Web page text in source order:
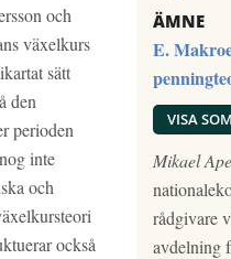
och
växelkurs
sätt
den
perioden
inte
och
också
ÄMNE
E.
VISA
Mikael
rådgivare
avdelning